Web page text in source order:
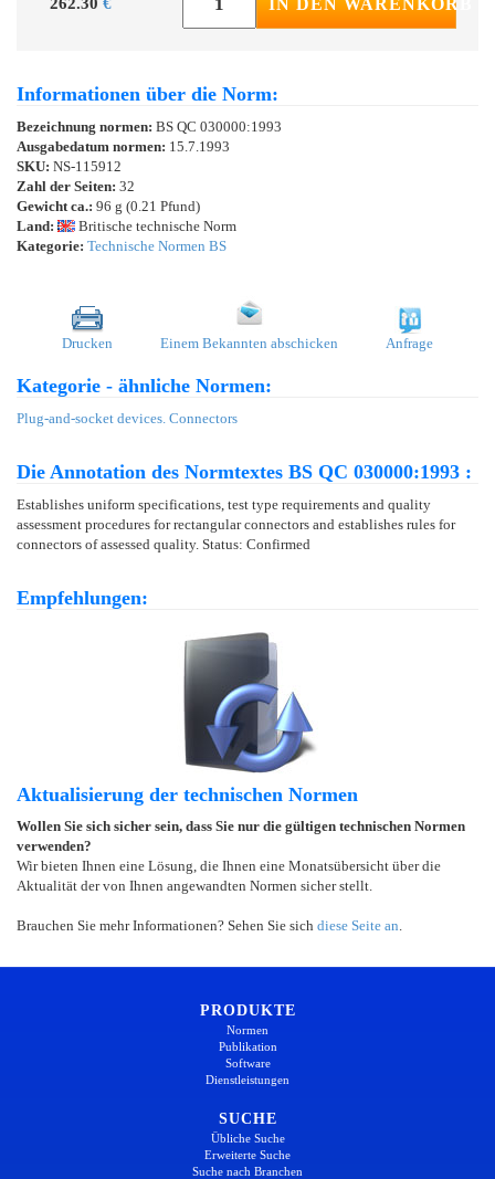
Informationen über die Norm:
Bezeichnung normen: BS QC 030000:1993
Ausgabedatum normen: 15.7.1993
SKU: NS-115912
Zahl der Seiten: 32
Gewicht ca.: 96 g (0.21 Pfund)
Land:
Britische technische Norm
Kategorie: Technische Normen BS
Drucken Einem Bekannten abschicken Anfrage
Kategorie - ähnliche Normen:
Plug-and-socket devices. Connectors
Die Annotation des Normtextes BS QC 030000:1993 :
Establishes uniform specifications, test type requirements and quality
assessment procedures for rectangular connectors and establishes rules for
connectors of assessed quality. Status: Confirmed
Empfehlungen:
Aktualisierung der technischen Normen
Wollen Sie sich sicher sein, dass Sie nur die gültigen technischen Normen
verwenden?
Wir bieten Ihnen eine Lösung, die Ihnen eine Monatsübersicht über die
Aktualität der von Ihnen angewandten Normen sicher stellt.
Brauchen Sie mehr Informationen? Sehen Sie sich diese Seite an
PRODUKTE
Normen
Publikation
Software
Dienstleistungen
SUCHE
Übliche Suche
Erweiterte Suche
Suche nach Branchen